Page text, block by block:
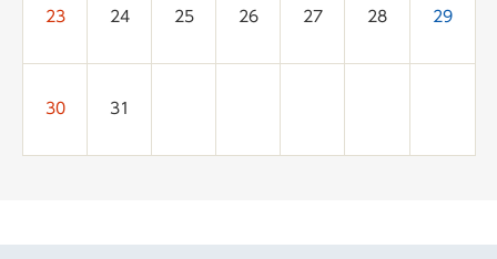
23 24 25 26 27 28 29
30 31